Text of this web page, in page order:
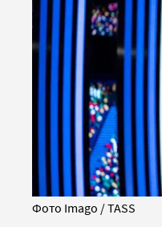
Фото Imago / TASS